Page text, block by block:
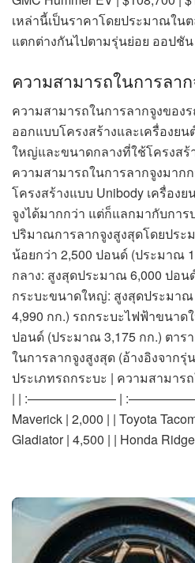
เหล่านี้เป็นราคาโดยประมาณใน
แตกต่างกันไปตามรุ่นย่อย ออปชั
ความสามารถในการลา
ความสามารถในการลากจูงของ
ออกแบบโครงสร้างและเครื่องย
ใหญ่และขนาดกลางที่ใช้โครงสร้
ความสามารถในการลากจูงมาก
โครงสร้างแบบ Unibody เครื่อง
จูงได้มากกว่า แต่ก็แลกมากับกา
ปริมาณการลากจูงสูงสุดโดยประ
น้อยกว่า 2,500 ปอนด์ (ประมาณ
กลาง: สูงสุดประมาณ 6,000 ปอ
กระบะขนาดใหญ่: สูงสุดประมา
4,990 กก.) รถกระบะไฟฟ้าขนา
ปอนด์ (ประมาณ 3,175 กก.) ตาร
ในการลากจูงสูงสุด (อ้างอิงจาก
ประเภทรถกระบะ | ความสามาร
| | :——————— |
Maverick | 2,000 | | Toyota
Gladiator | 4,500 | | Honda